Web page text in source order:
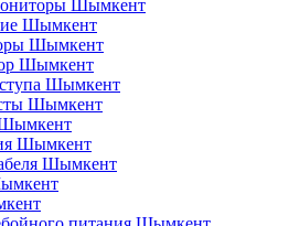
Шымкент
Шымкент
Шымкент
Шымкент
Шымкент
Шымкент
Шымкент
Шымкент